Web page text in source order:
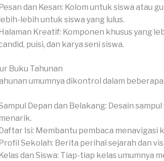
dan Kesan: Kolom untuk siswa atau
lebih untuk siswa yang lulus.
Kreatif: Komponen khusus yang
puisi, dan karya seni siswa.
Buku Tahunan
umumnya dikontrol dalam
Depan dan Belakang: Desain
Daftar Isi: Membantu pembaca menavigasi
Profil Sekolah: Berita perihal sejarah dan
Kelas dan Siswa: Tiap-tiap kelas umumnya